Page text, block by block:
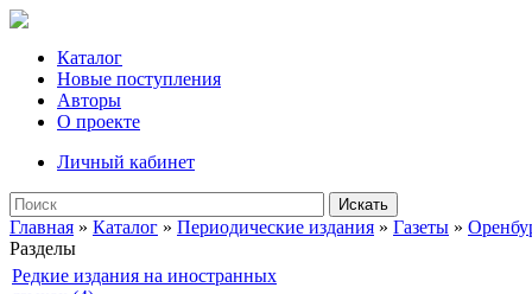
Каталог
Новые поступления
Авторы
О проекте
Личный кабинет
Искать
Главная » Каталог » Периодические издания » Газеты »
Разделы
Редкие издания на иностранных